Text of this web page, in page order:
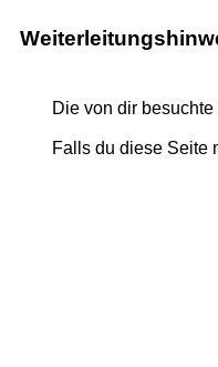
Die von dir
Falls du diese Seite